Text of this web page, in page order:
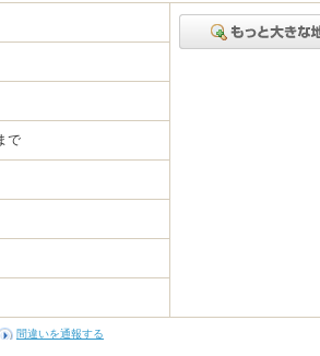
で
間違いを通報する